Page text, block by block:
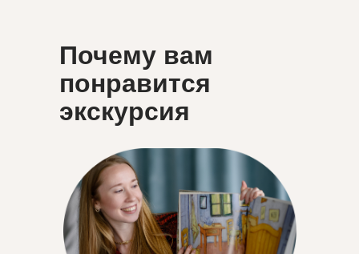
Почему вам
понравится
экскурсия